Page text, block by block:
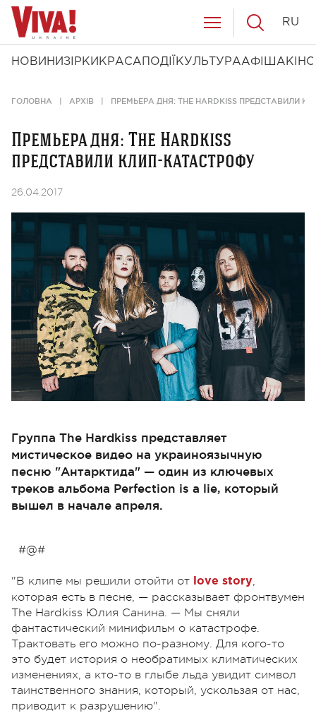
НОВИНИ ЗІРКИ КРАСА ПОДІЇ КУЛЬТУРААФІША КІНО
RU
ГОЛОВНА АРХІВ ПРЕМЬЕРА ДНЯ: THE HARDKISS ПРЕДСТАВИЛИ
Премьера дня: The Hardkiss
представили клип-катастрофу
26.04.2017
Группа The Hardkiss представляет
мистическое видео на украиноязычную
песню "Антарктида" — один из ключевых
треков альбома Perfection is a lie, который
вышел в начале апреля.
#@#
"В клипе мы решили отойти от love story,
которая есть в песне, — рассказывает фронтвумен
The Hardkiss Юлия Санина. — Мы сняли
фантастический минифильм о катастрофе.
Трактовать его можно по-разному. Для кого-то
это будет история о необратимых климатических
изменениях, а кто-то в глыбе льда увидит символ
таинственного знания, который, ускользая от нас,
приводит к разрушению".